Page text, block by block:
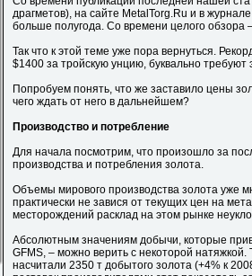
драгметов), на сайте MetalTorg.Ru и в
больше полугода. Со времени целого обзора
Так что к этой теме уже пора вернуться.
$1400 за тройскую унцию, буквально требуют
Попробуем понять, что же заставило цены
чего ждать от него в дальнейшем?
Производство и потребление
Для начала посмотрим, что произошло за
производства и потребления золота.
Объемы мирового производства золота уже
практически не завися от текущих цен на
месторождений расклад на этом рынке
Абсолютным значениям добычи, которые
GFMS, – можно верить с некоторой
насчитали 2350 т добытого золота (+4% к